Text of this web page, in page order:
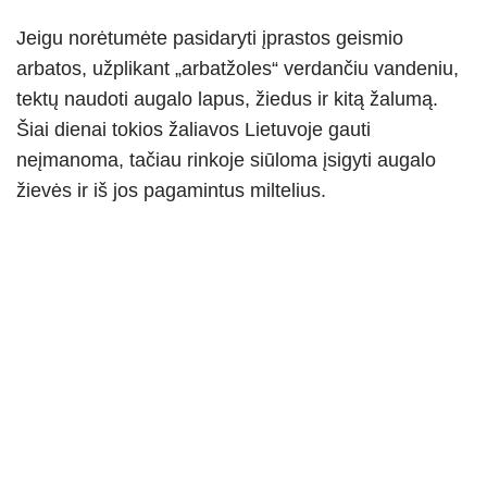
Jeigu norėtumėte pasidaryti įprastos geismio
arbatos, užplikant „arbatžoles“ verdančiu vandeniu,
tektų naudoti augalo lapus, žiedus ir kitą žalumą.
Šiai dienai tokios žaliavos Lietuvoje gauti
neįmanoma, tačiau rinkoje siūloma įsigyti augalo
žievės ir iš jos pagamintus miltelius.